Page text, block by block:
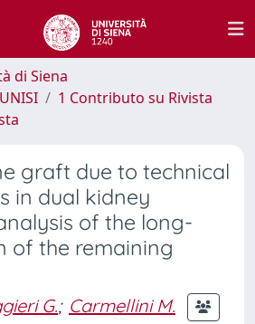
di Siena
1 Contributo su Rivista
graft due to technical
in dual kidney
of the long-
of the remaining
G.; Carmellini M.